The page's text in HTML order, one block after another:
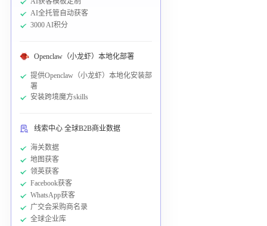
AI全托管自动获客
3000 AI积分
Openclaw（小龙虾）本地化部署
提供Openclaw（小龙虾）本地化安装部
署
安装跨境魔方skills
线索中心 全球B2B商业数据
海关数据
地图获客
领英获客
Facebook获客
WhatsApp获客
广交会采购商名录
全球企业库